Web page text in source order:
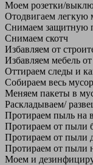
Моем розетки/
Отодвигаем легкую
Снимаем защитную
Снимаем скотч
Избавляем от
Избавляем мебель
Оттираем следы и
Собираем весь мусор
Меняем пакеты в
Раскладываем/
Протираем пыль на
Протираем от пыли
Протираем от пыли
Протираем от пыли
Моем и